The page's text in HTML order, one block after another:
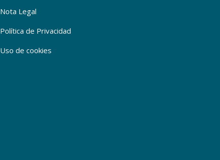
Nota Legal
Política de Privacidad
Uso de cookies